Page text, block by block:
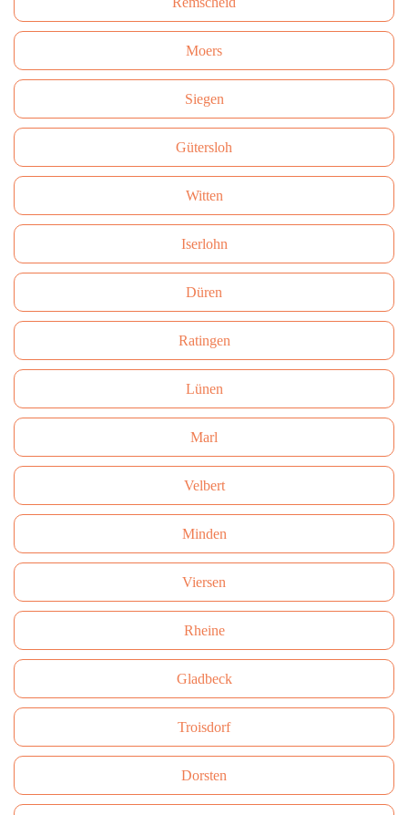
Moers
Siegen
Gütersloh
Witten
Iserlohn
Düren
Ratingen
Lünen
Marl
Velbert
Minden
Viersen
Rheine
Gladbeck
Troisdorf
Dorsten